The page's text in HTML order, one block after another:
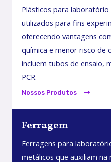
Plásticos para
utilizados para fins
oferecendo vantagens
química e menor risco de
incluem tubos de ensaio,
PCR.
Nossos Produtos
Ferragem
Ferragens para
metálicos que auxiliam